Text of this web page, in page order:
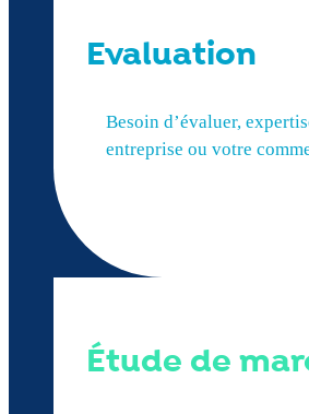
Evaluation
Besoin d’évaluer,
entreprise ou votre
Étude de